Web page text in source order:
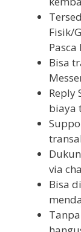
Fisik/
Bisa
Reply
biaya
via
Bisa